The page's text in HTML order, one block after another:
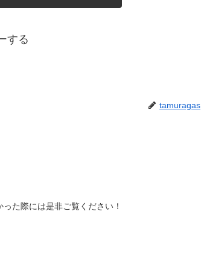
する
tamuragas
た際には是非ご覧ください！